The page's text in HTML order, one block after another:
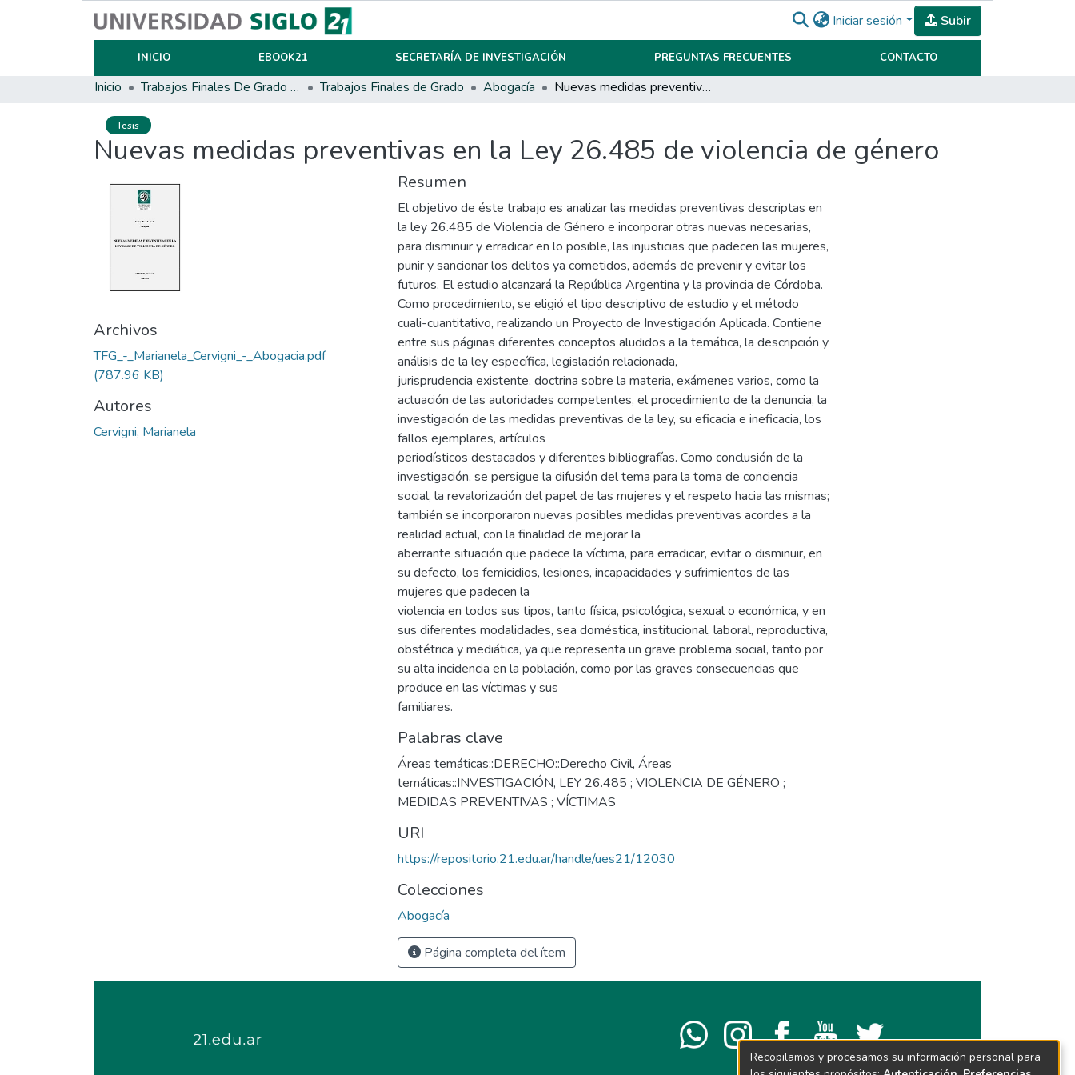
Iniciar sesión Subir
INICIO EBOOK21 SECRETARÍA DE INVESTIGACIÓN PREGUNTAS FRECUENTES CONTACTO
Inicio Trabajos Finales De Grado Y Posgrado Trabajos Finales de Grado Abogacía Nuevas medidas preventivas en la Ley 26.485 de violencia de género
Tesis
Nuevas medidas preventivas en la Ley 26.485 de violencia de género
Archivos
TFG_-_Marianela_Cervigni_-_Abogacia.pdf
(787.96 KB)
Autores
Cervigni, Marianela
Resumen
El objetivo de éste trabajo es analizar las medidas preventivas descriptas en
la ley 26.485 de Violencia de Género e incorporar otras nuevas necesarias,
para disminuir y erradicar en lo posible, las injusticias que padecen las mujeres,
punir y sancionar los delitos ya cometidos, además de prevenir y evitar los
futuros. El estudio alcanzará la República Argentina y la provincia de Córdoba.
Como procedimiento, se eligió el tipo descriptivo de estudio y el método
cuali-cuantitativo, realizando un Proyecto de Investigación Aplicada. Contiene
entre sus páginas diferentes conceptos aludidos a la temática, la descripción y
análisis de la ley específica, legislación relacionada,
jurisprudencia existente, doctrina sobre la materia, exámenes varios, como la
actuación de las autoridades competentes, el procedimiento de la denuncia, la
investigación de las medidas preventivas de la ley, su eficacia e ineficacia, los
fallos ejemplares, artículos
periodísticos destacados y diferentes bibliografías. Como conclusión de la
investigación, se persigue la difusión del tema para la toma de conciencia
social, la revalorización del papel de las mujeres y el respeto hacia las mismas;
también se incorporaron nuevas posibles medidas preventivas acordes a la
realidad actual, con la finalidad de mejorar la
aberrante situación que padece la víctima, para erradicar, evitar o disminuir, en
su defecto, los femicidios, lesiones, incapacidades y sufrimientos de las
mujeres que padecen la
violencia en todos sus tipos, tanto física, psicológica, sexual o económica, y en
sus diferentes modalidades, sea doméstica, institucional, laboral, reproductiva,
obstétrica y mediática, ya que representa un grave problema social, tanto por
su alta incidencia en la población, como por las graves consecuencias que
produce en las víctimas y sus
familiares.
Palabras clave
Áreas temáticas::DERECHO::Derecho Civil, Áreas
temáticas::INVESTIGACIÓN, LEY 26.485 ; VIOLENCIA DE GÉNERO ;
MEDIDAS PREVENTIVAS ; VÍCTIMAS
URI
https://repositorio.21.edu.ar/handle/ues21/12030
Colecciones
Abogacía
Página completa del ítem
Recopilamos y procesamos su información personal para